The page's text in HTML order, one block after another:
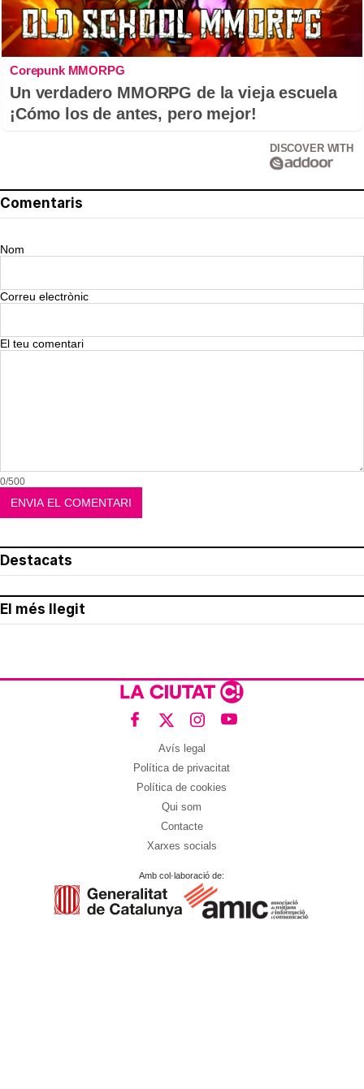
Corepunk MMORPG
Un verdadero MMORPG de la vieja escuela
¡Cómo los de antes, pero mejor!
DISCOVER WITH
Comentaris
Nom
Correu electrònic
El teu comentari
0/500
Destacats
El més llegit
Avís legal
Política de privacitat
Política de cookies
Qui som
Contacte
Xarxes socials
Amb col·laboració de: